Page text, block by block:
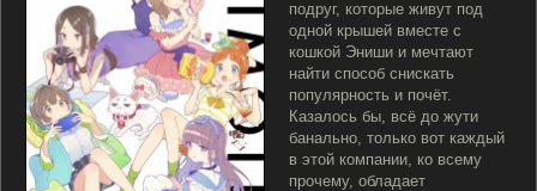
подруг, которые живут под
одной крышей вместе с
кошкой Эниши и мечтают
найти способ снискать
популярность и почёт.
Казалось бы, всё до жути
банально, только вот каждый
в этой компании, ко всему
прочему, обладает